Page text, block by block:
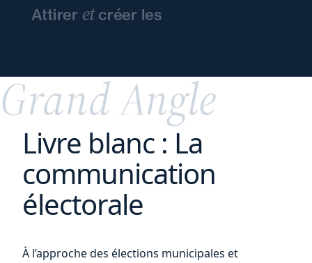
Attirer etcréer les
Grand Angle
Livre blanc : La
communication
électorale
À l’approche des élections municipales et